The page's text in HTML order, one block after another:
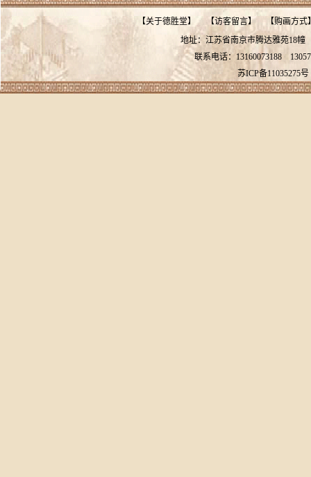
【关于德胜堂】 【访客留言】 【购画方式
地址：江苏省南京市腾达雅苑
联系电话：13160073188
苏ICP备11035275号